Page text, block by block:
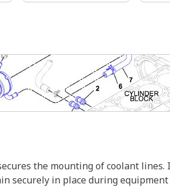
the mounting of coolant lines.
securely in place during